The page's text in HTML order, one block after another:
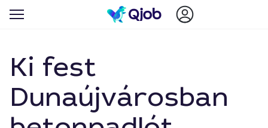
Ki fest
Dunaújvárosban